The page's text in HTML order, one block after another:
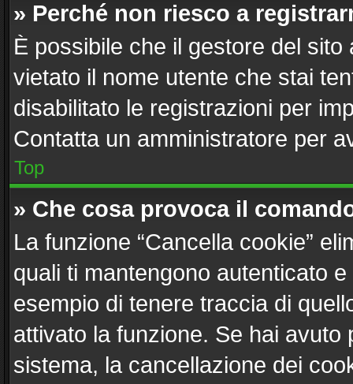
» Perché non riesco a
È possibile che il gestore del
vietato il nome utente che stai
disabilitato le registrazioni per
Contatta un amministratore per
Top
» Che cosa provoca il
La funzione “Cancella cookie”
quali ti mantengono autenticato
esempio di tenere traccia di
attivato la funzione. Se hai
sistema, la cancellazione dei